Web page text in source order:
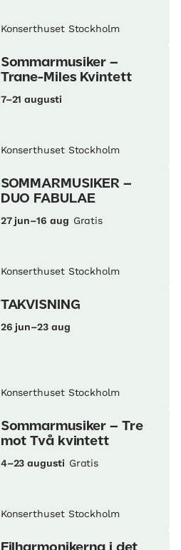
Konserthuset Stockholm
Sommarmusiker –
Trane-Miles Kvintett
7–21 augusti
Konserthuset Stockholm
SOMMARMUSIKER –
DUO FABULAE
27 jun–16 aug Gratis
Konserthuset Stockholm
TAKVISNING
26 jun–23 aug
Konserthuset Stockholm
Sommarmusiker – Tre
mot Två kvintett
4–23 augusti Gratis
Konserthuset Stockholm
Filharmonikerna i det